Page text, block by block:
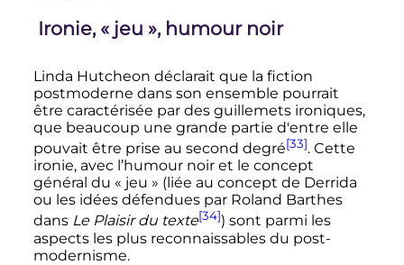
Ironie, « jeu », humour noir
Linda Hutcheon déclarait que la fiction
postmoderne dans son ensemble pourrait
être caractérisée par des guillemets ironiques,
que beaucoup une grande partie d'entre elle
pouvait être prise au second degré[33]. Cette
ironie, avec l’humour noir et le concept
général du « jeu » (liée au concept de Derrida
ou les idées défendues par Roland Barthes
dans Le Plaisir du texte[34]) sont parmi les
aspects les plus reconnaissables du post-
modernisme.